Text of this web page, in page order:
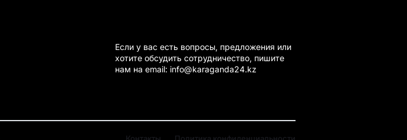
Если у вас есть вопросы, предложения или
хотите обсудить сотрудничество, пишите
нам на email: info@karaganda24.kz